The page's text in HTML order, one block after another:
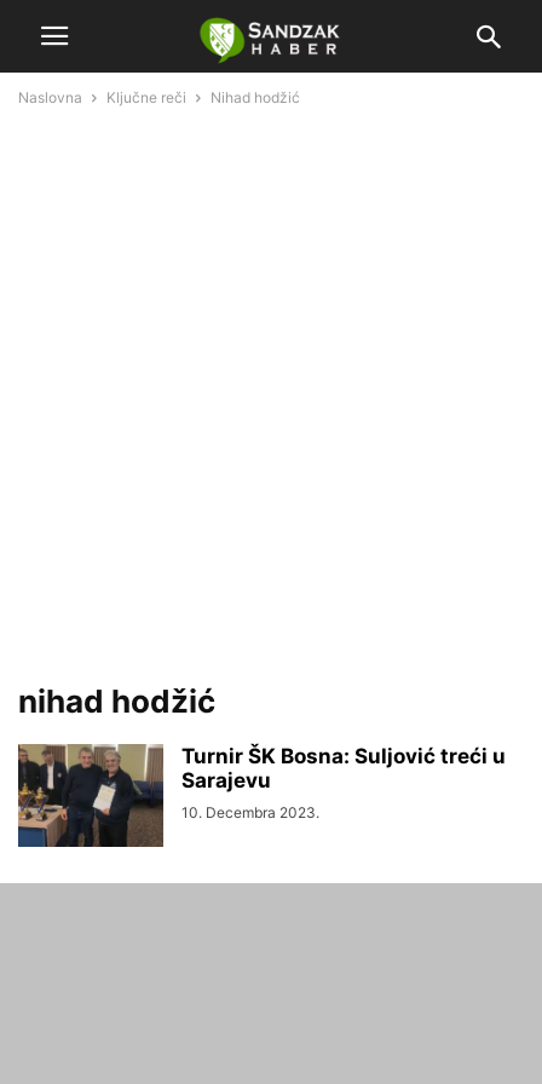
Naslovna Ključne reči Nihad hodžić
nihad hodžić
Turnir ŠK Bosna: Suljović treći u
Sarajevu
10. Decembra 2023.